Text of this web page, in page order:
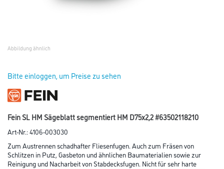
Abbildung ähnlich
Bitte einloggen, um Preise zu sehen
Fein SL HM Sägeblatt segmentiert HM D75x2,2 #63502118210
Art-Nr.:4106-003030
Zum Austrennen schadhafter Fliesenfugen. Auch zum Fräsen von
Schlitzen in Putz, Gasbeton und ähnlichen Baumaterialien sowie zur
Reinigung und Nacharbeit von Stabdecksfugen. Nicht für sehr harte